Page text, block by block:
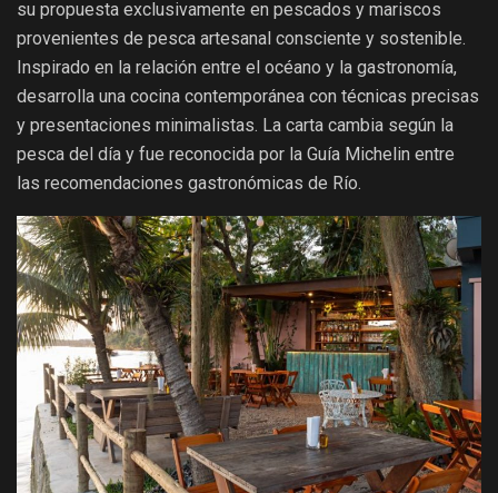
su propuesta exclusivamente en pescados y mariscos
provenientes de pesca artesanal consciente y sostenible.
Inspirado en la relación entre el océano y la gastronomía,
desarrolla una cocina contemporánea con técnicas precisas
y presentaciones minimalistas. La carta cambia según la
pesca del día y fue reconocida por la Guía Michelin entre
las recomendaciones gastronómicas de Río.